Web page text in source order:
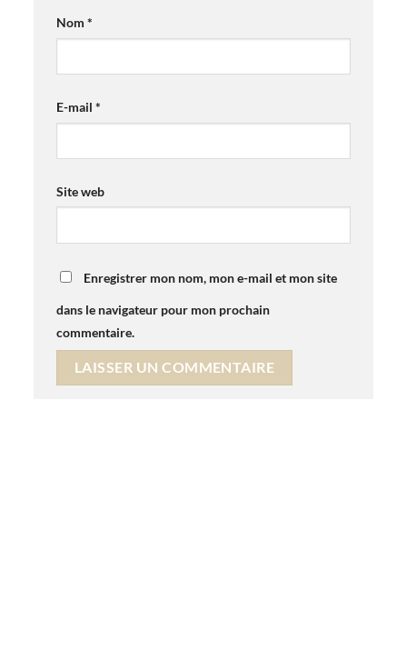
Nom*
E-mail*
Site web
Enregistrer mon nom, mon e-mail et mon site
dans le navigateur pour mon prochain
commentaire.